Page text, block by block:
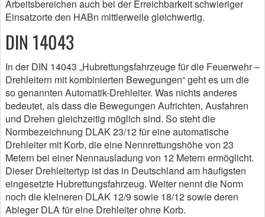
Arbeitsbereichen auch bei der Erreichbarkeit schwieriger
Einsatzorte den HABn mittlerweile gleichwertig.
DIN 14043
In der DIN 14043 „Hubrettungsfahrzeuge für die Feuerwehr –
Drehleitern mit kombinierten Bewegungen“ geht es um die
so genannten Automatik-Drehleiter. Was nichts anderes
bedeutet, als dass die Bewegungen Aufrichten, Ausfahren
und Drehen gleichzeitig möglich sind. So steht die
Normbezeichnung DLAK 23/12 für eine automatische
Drehleiter mit Korb, die eine Nennrettungshöhe von 23
Metern bei einer Nennausladung von 12 Metern ermöglicht.
Dieser Drehleitertyp ist das in Deutschland am häufigsten
eingesetzte Hubrettungsfahrzeug. Weiter nennt die Norm
noch die kleineren DLAK 12/9 sowie 18/12 sowie deren
Ableger DLA für eine Drehleiter ohne Korb.